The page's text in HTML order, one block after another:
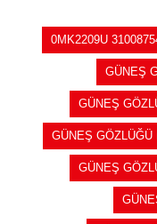
0MK2209U
GÜNEŞ
GÜNEŞ
GÜNEŞ
GÜNEŞ